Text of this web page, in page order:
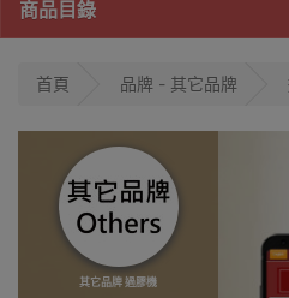
商品目錄
首頁 品牌 - 其它品牌
其它品牌 過膠機